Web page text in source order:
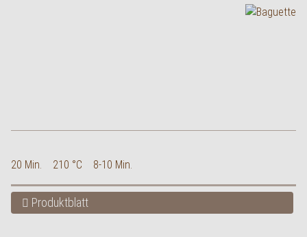
20 Min. 210 °C 8-10 Min.
Produktblatt